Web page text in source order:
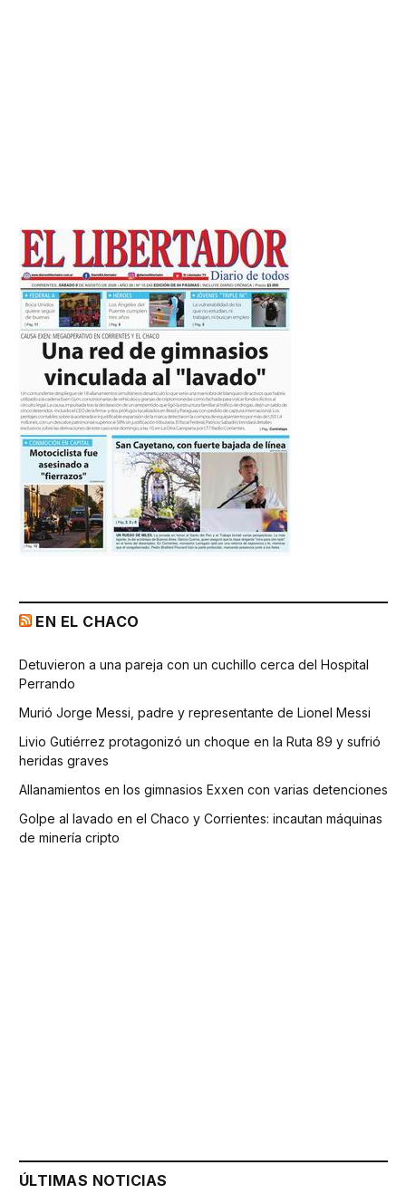
EN EL CHACO
Detuvieron a una pareja con un cuchillo cerca del Hospital
Perrando
Murió Jorge Messi, padre y representante de Lionel Messi
Livio Gutiérrez protagonizó un choque en la Ruta 89 y sufrió
heridas graves
Allanamientos en los gimnasios Exxen con varias detenciones
Golpe al lavado en el Chaco y Corrientes: incautan máquinas
de minería cripto
ÚLTIMAS NOTICIAS